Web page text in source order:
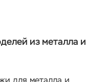
из металла и